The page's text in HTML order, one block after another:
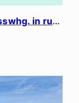
Schöne 2,5 Zi.-Erdgeschosswhg. in ruhiger Lage.